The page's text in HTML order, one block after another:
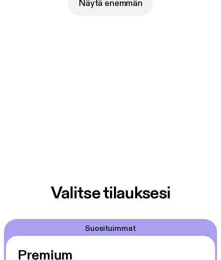
Näytä enemmän
Valitse tilauksesi
Suosituimmat
Premium